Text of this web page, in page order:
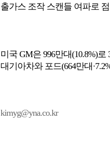
출가스 조작 스캔들 여파로
미국 GM은 996만대(10.8%)
대기아차와 포드(664만대
kimyg@yna.co.kr